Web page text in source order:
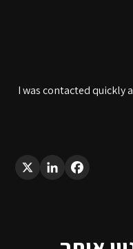
I was contacted quickly
Facebook
LinkedIn
X